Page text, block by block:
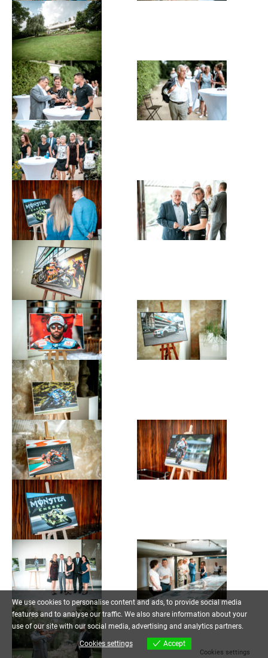
We use cookies to personalise content and ads, to provide social media
features and to analyse our traffic. We also share information about your
use of our site with our social media, advertising and analytics partners.
Cookies settings Accept
Cookies settings